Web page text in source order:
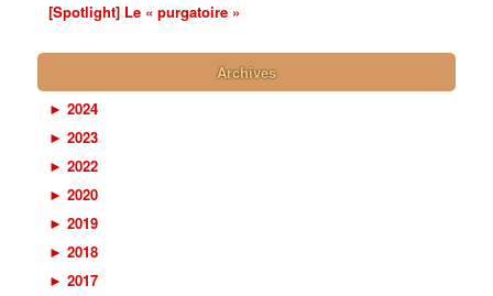
[Spotlight] Le « purgatoire »
Archives
► 2024
► 2023
► 2022
► 2020
► 2019
► 2018
► 2017